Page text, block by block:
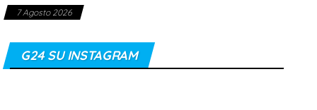
7 Agosto 2026
G24 SU INSTAGRAM